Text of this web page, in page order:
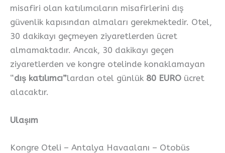
misafiri olan katılımcıların misafirlerini dış
güvenlik kapısından almaları gerekmektedir. Otel,
30 dakikayı geçmeyen ziyaretlerden ücret
almamaktadır. Ancak, 30 dakikayı geçen
ziyaretlerden ve kongre otelinde konaklamayan
“dış katılımcı”lardan otel günlük 80 EURO ücret
alacaktır.
Ulaşım
Kongre Oteli – Antalya Havaalanı – Otobüs